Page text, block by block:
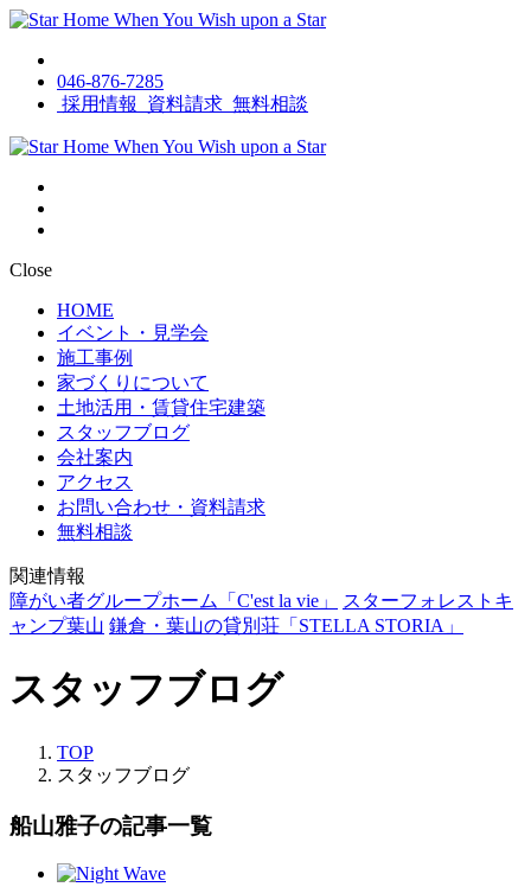
046-876-7285
採用情報
資料請求 無料相談
Close
HOME
イベント・見学会
施工事例
家づくりについて
土地活用・賃貸住宅建築
スタッフブログ
会社案内
アクセス
お問い合わせ・資料請求
無料相談
関連情報
障がい者グループホーム「C'est la vie」
スターフォレストキ
ャンプ葉山 鎌倉・葉山の貸別荘「STELLA STORIA」
スタッフブログ
TOP
スタッフブログ
船山雅子の記事一覧